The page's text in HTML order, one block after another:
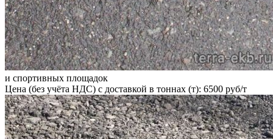
и спортивных площадок
Цена (без учёта НДС) с доставкой в тоннах (т): 6500 руб/т